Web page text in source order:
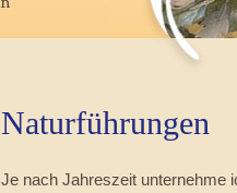
Naturführungen
Je nach Jahreszeit unternehme